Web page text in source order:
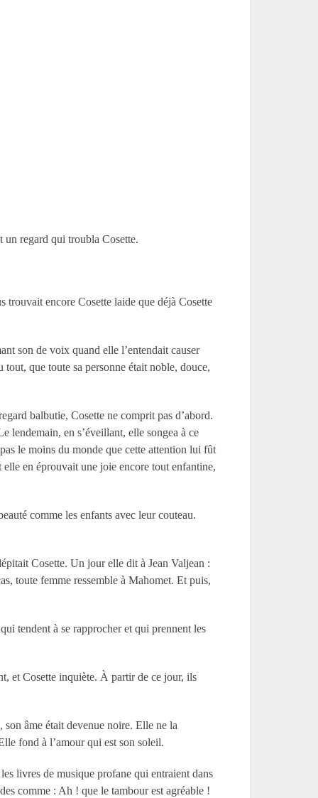
un regard qui troubla Cosette.
encore Cosette laide que déjà Cosette
son de voix quand elle l’entendait causer
tout, que toute sa personne était noble, douce,
balbutie, Cosette ne comprit pas d’abord.
lendemain, en s’éveillant, elle songea à ce
le moins du monde que cette attention lui fût
en éprouvait une joie encore tout enfantine,
comme les enfants avec leur couteau.
Cosette. Un jour elle dit à Jean Valjean :
toute femme ressemble à Mahomet. Et puis,
tendent à se rapprocher et qui prennent les
et Cosette inquiète. À partir de ce jour, ils
âme était devenue noire. Elle ne la
fond à l’amour qui est son soleil.
livres de musique profane qui entraient dans
comme : Ah ! que le tambour est agréable !